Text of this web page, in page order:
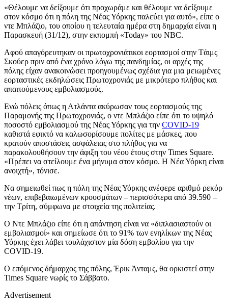
«Θέλουμε να δείξουμε ότι προχωράμε και θέλουμε να δείξουμε
στον κόσμο ότι η πόλη της Νέας Υόρκης παλεύει για αυτό», είπε ο
ντε Μπλάζιο, του οποίου η τελευταία ημέρα στη δημαρχία είναι η
Παρασκευή (31/12), στην εκπομπή «Today» του NBC.
Αφού απαγόρευτηκαν οι πρωτοχρονιάτικοι εορτασμοί στην Tάιμς
Σκούερ πριν από ένα χρόνο λόγω της πανδημίας, οι αρχές της
πόλης είχαν ανακοινώσει προηγουμένως σχέδια για μια μειωμένες
εορταστικές εκδηλώσεις Πρωτοχρονιάς με μικρότερο πλήθος και
απαιτούμενους εμβολιασμούς.
Ενώ πόλεις όπως η Ατλάντα ακύρωσαν τους εορτασμούς της
Παραμονής της Πρωτοχρονιάς, ο ντε Μπλάζιο είπε ότι το υψηλό
ποσοστό εμβολιασμού της Νέας Υόρκης για την COVID-19
καθιστά εφικτό να καλωσορίσουμε πολίτες με μάσκες, που
κρατούν αποστάσεις ασφάλειας στο πλήθος για να
παρακολουθήσουν την άφιξη του νέου έτους στην Times Square.
«Πρέπει να στείλουμε ένα μήνυμα στον κόσμο. Η Νέα Υόρκη είναι
ανοιχτή», τόνισε.
Να σημειωθεί πως η πόλη της Νέας Υόρκης ανέφερε αριθμό ρεκόρ
νέων, επιβεβαιωμένων κρουσμάτων – περισσότερα από 39.590 –
την Τρίτη, σύμφωνα με στοιχεία της πολιτείας.
Ο Ντε Μπλάζιο είπε ότι η απάντηση είναι να «διπλασιαστούν οι
εμβολιασμοί» και σημείωσε ότι το 91% των ενηλίκων της Νέας
Υόρκης έχει λάβει τουλάχιστον μία δόση εμβολίου για την
COVID-19.
Ο επόμενος δήμαρχος της πόλης, Έρικ Άνταμς, θα ορκιστεί στην
Times Square νωρίς το Σάββατο.
Advertisement